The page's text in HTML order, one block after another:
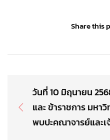
Share this
วันที่ 10 มิถุนายน
และ ข้าราชการ มหา
พบปะคณาจารย์และเ